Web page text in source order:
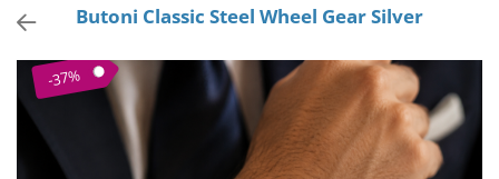
Coliere
Brose
Tiare
Destinatari
Bijuterii Femei
Butoni Classic Steel Wheel Gear Silver
-37%